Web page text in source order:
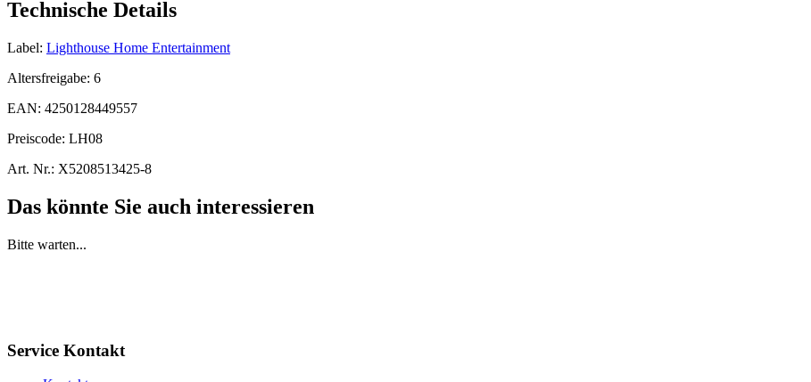
Technische Details
Label: Lighthouse Home Entertainment
Altersfreigabe: 6
EAN: 4250128449557
Preiscode: LH08
Art. Nr.: X5208513425-8
Das könnte Sie auch interessieren
Bitte warten...
Service Kontakt